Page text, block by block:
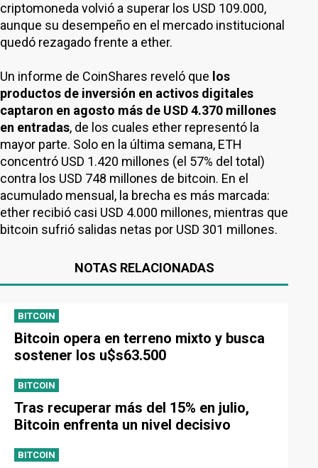
criptomoneda volvió a superar los USD 109.000,
aunque su desempeño en el mercado institucional
quedó rezagado frente a ether.
Un informe de CoinShares reveló que los
productos de inversión en activos digitales
captaron en agosto más de USD 4.370 millones
en entradas, de los cuales ether representó la
mayor parte. Solo en la última semana, ETH
concentró USD 1.420 millones (el 57% del total)
contra los USD 748 millones de bitcoin. En el
acumulado mensual, la brecha es más marcada:
ether recibió casi USD 4.000 millones, mientras que
bitcoin sufrió salidas netas por USD 301 millones.
NOTAS RELACIONADAS
BITCOIN
Bitcoin opera en terreno mixto y busca
sostener los u$s63.500
BITCOIN
Tras recuperar más del 15% en julio,
Bitcoin enfrenta un nivel decisivo
BITCOIN